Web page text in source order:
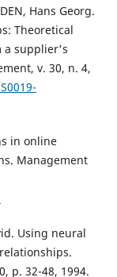
Hans Georg.
Theoretical
a supplier's
v. 30, n. 4,
in online
Management
Using neural
p. 32-48, 1994.